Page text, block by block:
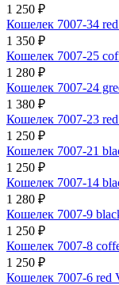
1 250 ₽
Кошелек 7007-34
1 350 ₽
Кошелек 7007-25
1 280 ₽
Кошелек 7007-24
1 380 ₽
Кошелек 7007-23
1 250 ₽
Кошелек 7007-21
1 250 ₽
Кошелек 7007-14
1 280 ₽
Кошелек 7007-9
1 250 ₽
Кошелек 7007-8
1 250 ₽
Кошелек 7007-6 red